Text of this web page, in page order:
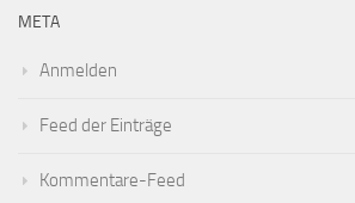
META
Anmelden
Feed der Einträge
Kommentare-Feed